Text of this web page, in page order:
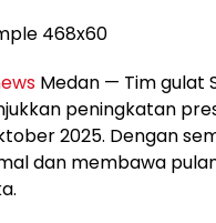
Medan — Tim gulat
peningkatan
2025. Dengan
dan membawa